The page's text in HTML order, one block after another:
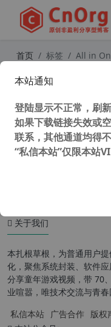
首页 标签 All in
关于我们
本扎根草根，为普通用户
化，聚焦系统封装、软件
分享童年游戏视频，带 70
业喧嚣，唯技术交流与青
私信本站 广告合作 版权
本站通知
登陆显示不正常，刷
如果下载链接失效或
联系，其他通道均得
“私信本站”仅限本站